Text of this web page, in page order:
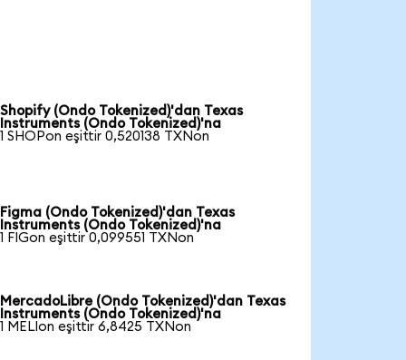
Shopify (Ondo Tokenized)'dan Texas
Instruments (Ondo Tokenized)'na
1 SHOPon eşittir 0,520138 TXNon
Figma (Ondo Tokenized)'dan Texas
Instruments (Ondo Tokenized)'na
1 FIGon eşittir 0,099551 TXNon
MercadoLibre (Ondo Tokenized)'dan Texas
Instruments (Ondo Tokenized)'na
1 MELIon eşittir 6,8425 TXNon